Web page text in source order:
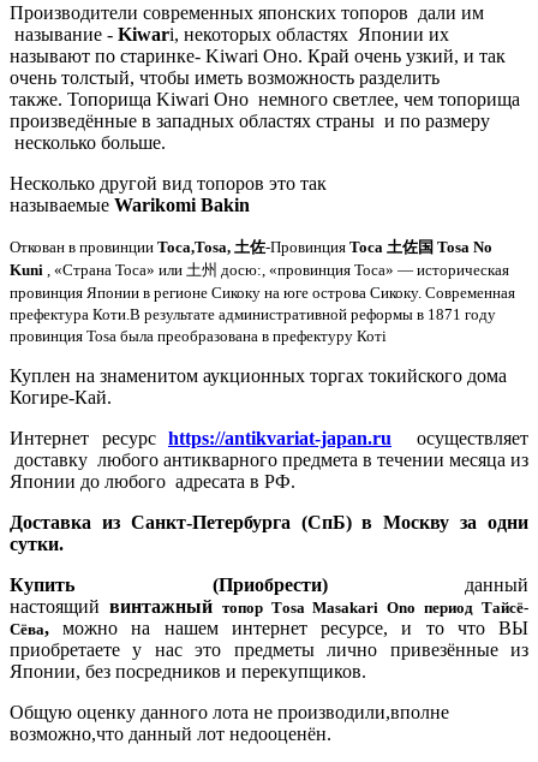
Производители современных японских топоров дали им
называние - Kiwari, некоторых областях Японии их
называют по старинке- Kiwari Оно. Край очень узкий, и так
очень толстый, чтобы иметь возможность разделить
также. Топорища Kiwari Оно немного светлее, чем топорища
произведённые в западных областях страны и по размеру
несколько больше.
Несколько другой вид топоров это так
называемые Warikomi Bakin
Откован в провинции Тоса,Tosa, 土佐-Провинция Тоса 土佐国 Tosa No
Kuni
, «Страна Тоса» или 土州 досю:, «провинция Тоса» — историческая
провинция Японии в регионе Сикоку на юге острова Сикоку. Современная
префектура Коти.В результате административной реформы в 1871 году
провинция Тоsa была преобразована в префектуру Котi
Куплен на знаменитом аукционных торгах токийского дома
Когире-Кай.
Интернет ресурс
https://antikvariat-japan.ru
осуществляет
доставку любого антикварного предмета в течении месяца из
Японии до любого адресата в РФ.
Доставка из Санкт-Петербурга (СпБ) в Москву за одни
сутки.
Купить (Приобрести) данный
настоящий винтажный топор Тosa Masakari Ono период Тайсё-
Сёва,можно на нашем интернет ресурсе, и то что ВЫ
приобретаете у нас это предметы лично привезённые из
Японии, без посредников и перекупщиков.
Общую оценку данного лота не производили,вполне
возможно,что данный лот недооценён.